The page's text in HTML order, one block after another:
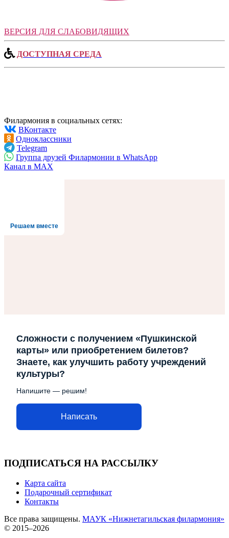
ВЕРСИЯ ДЛЯ СЛАБОВИДЯЩИХ
ДОСТУПНАЯ СРЕДА
Филармония в социальных сетях:
ВКонтакте
Одноклассники
Telegram
Группа друзей Филармонии в WhatsApp
Канал в MAX
Решаем вместе
Сложности с получением «Пушкинской
карты» или приобретением билетов?
Знаете, как улучшить работу учреждений
культуры?
Напишите — решим!
Написать
ПОДПИСАТЬСЯ НА РАССЫЛКУ
Карта сайта
Подарочный сертификат
Контакты
Все права защищены. МАУК «Нижнетагильская филармония»
© 2015–2026